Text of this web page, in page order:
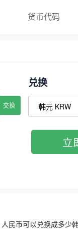
货币代码
交换
兑换
立
民币可以兑换成多少韩